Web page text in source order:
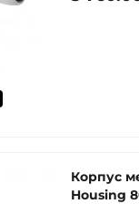
Корпус
Housing